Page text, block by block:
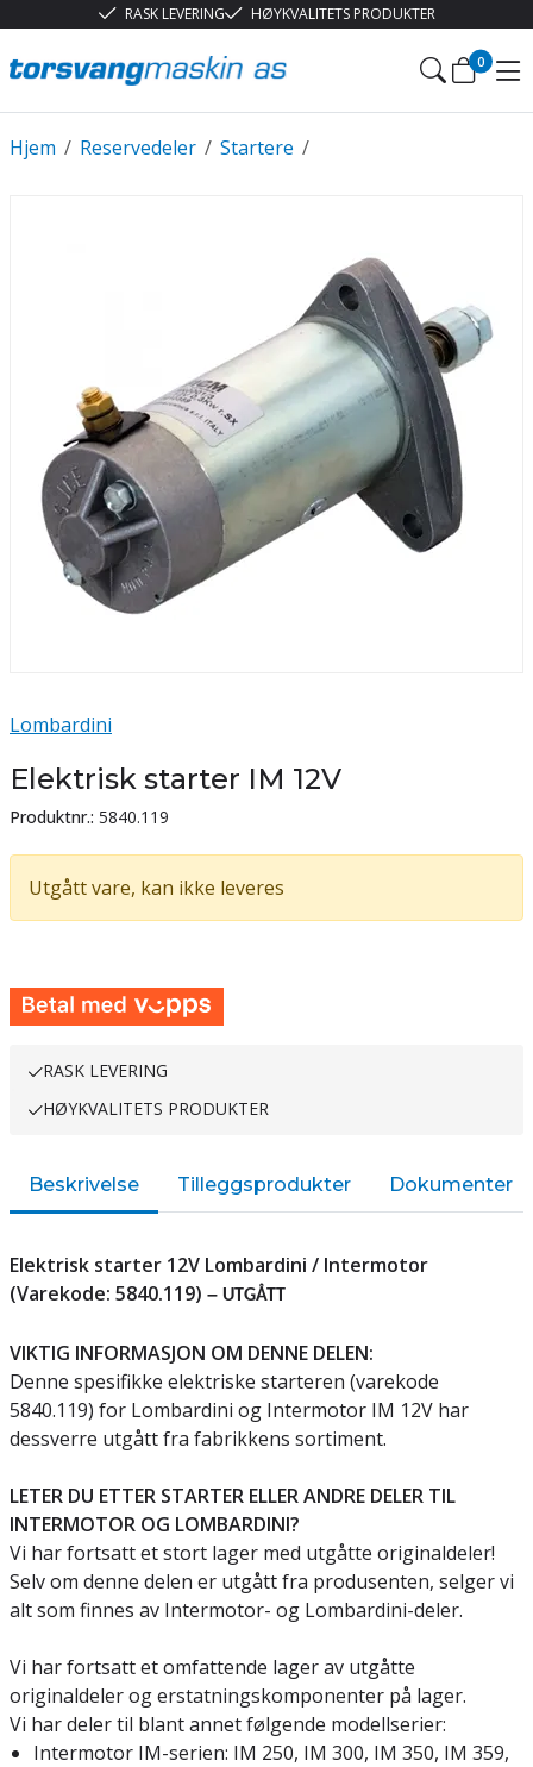
RASK LEVERING HØYKVALITETS PRODUKTER
0
/
Hjem /
Reservedeler /
Startere
Lombardini
Elektrisk starter IM 12V
Produktnr.: 5840.119
Utgått vare, kan ikke leveres
RASK LEVERING
HØYKVALITETS PRODUKTER
Beskrivelse Tilleggsprodukter Dokumenter
Elektrisk starter 12V Lombardini / Intermotor
(Varekode: 5840.119) – UTGÅTT
VIKTIG INFORMASJON OM DENNE DELEN:
Denne spesifikke elektriske starteren (varekode
5840.119) for Lombardini og Intermotor IM 12V har
dessverre utgått fra fabrikkens sortiment.
LETER DU ETTER STARTER ELLER ANDRE DELER TIL
INTERMOTOR OG LOMBARDINI?
Vi har fortsatt et stort lager med utgåtte originaldeler!
Selv om denne delen er utgått fra produsenten, selger vi
alt som finnes av Intermotor- og Lombardini-deler.
Vi har fortsatt et omfattende lager av utgåtte
originaldeler og erstatningskomponenter på lager.
Vi har deler til blant annet følgende modellserier:
Intermotor IM-serien: IM 250, IM 300, IM 350, IM 359,